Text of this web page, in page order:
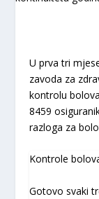
U prva tri
zavoda za
kontrolu
8459
razloga za
Kontrole
Gotovo svaki